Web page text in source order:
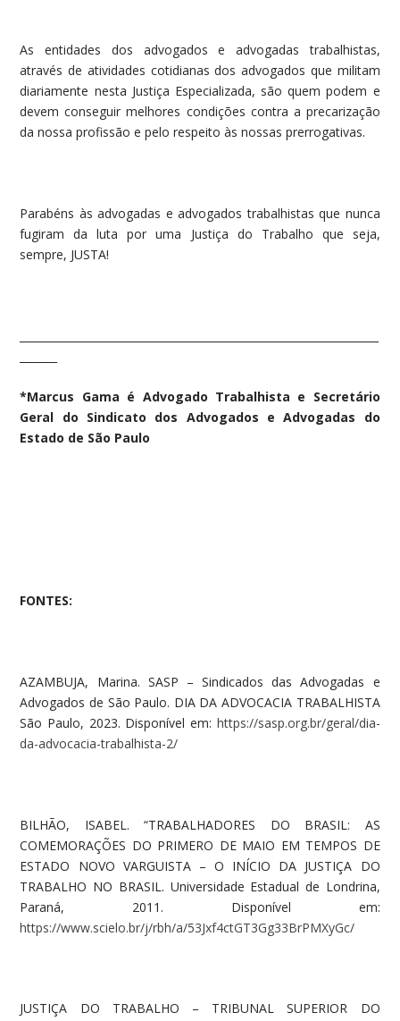
As entidades dos advogados e advogadas trabalhistas,
através de atividades cotidianas dos advogados que militam
diariamente nesta Justiça Especializada, são quem podem e
devem conseguir melhores condições contra a precarização
da nossa profissão e pelo respeito às nossas prerrogativas.
Parabéns às advogadas e advogados trabalhistas que nunca
fugiram da luta por uma Justiça do Trabalho que seja,
sempre, JUSTA!
*Marcus Gama é Advogado Trabalhista e Secretário
Geral do Sindicato dos Advogados e Advogadas do
Estado de São Paulo
FONTES:
AZAMBUJA, Marina. SASP – Sindicados das Advogadas e
Advogados de São Paulo. DIA DA ADVOCACIA TRABALHISTA
São Paulo, 2023. Disponível em: https://sasp.org.br/geral/dia-
da-advocacia-trabalhista-2/
BILHÃO, ISABEL. “TRABALHADORES DO BRASIL: AS
COMEMORAÇÕES DO PRIMERO DE MAIO EM TEMPOS DE
ESTADO NOVO VARGUISTA – O INÍCIO DA JUSTIÇA DO
TRABALHO NO BRASIL. Universidade Estadual de Londrina,
Paraná, 2011. Disponível em:
https://www.scielo.br/j/rbh/a/53Jxf4ctGT3Gg33BrPMXyGc/
JUSTIÇA DO TRABALHO – TRIBUNAL SUPERIOR DO